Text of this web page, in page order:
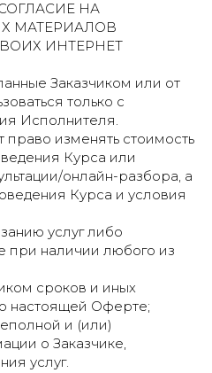
НА
МАТЕРИАЛОВ
ИНТЕРНЕТ
Заказчиком или от
только с
Исполнителя.
право изменять стоимость
Курса или
онлайн-разбора, а
Курса и условия
услуг либо
при наличии любого из
сроков и иных
настоящей Оферте;
и (или)
о Заказчике,
услуг.